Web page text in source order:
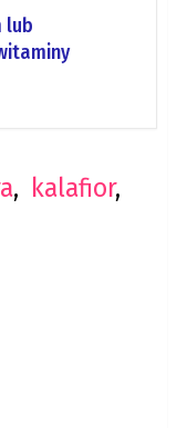
lub
, kalafior,